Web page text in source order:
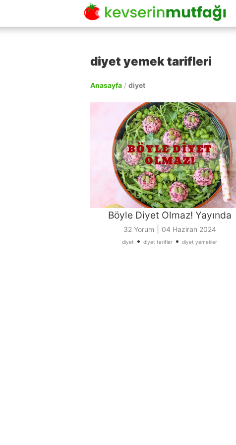
diyet yemek tarifleri
Anasayfa / diyet
Böyle Diyet Olmaz! Yayında
32 Yorum 04 Haziran 2024
diyet • diyet tarifler • diyet yemekler